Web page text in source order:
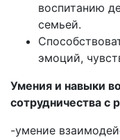
воспитанию
семьей.
эмоций,
Умения и навыки
сотрудничества с
-умение